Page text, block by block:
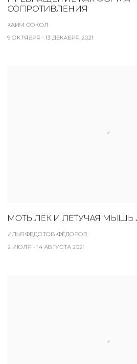
СОПРОТИВЛЕНИЯ
ХАИМ СОКОЛ
9 ОКТЯБРЯ - 13 ДЕКАБРЯ 2021
МОТЫЛЁК И ЛЕТУЧАЯ МЫШЬ
ИЛЬЯ ФЕДОТОВ-ФЁДОРОВ
2 ИЮЛЯ - 14 АВГУСТА 2021